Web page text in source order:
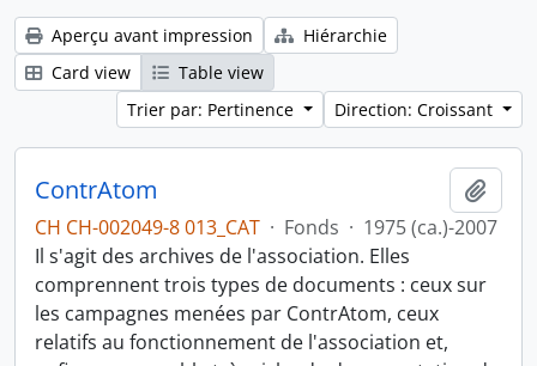
Aperçu avant impression
Hiérarchie
Card view
Table view
Trier par: Pertinence
Direction: Croissant
ContrAtom
CH CH-002049-8 013_CAT · Fonds · 1975 (ca.)-2007
Il s'agit des archives de l'association. Elles
comprennent trois types de documents : ceux sur
les campagnes menées par ContrAtom, ceux
relatifs au fonctionnement de l'association et,